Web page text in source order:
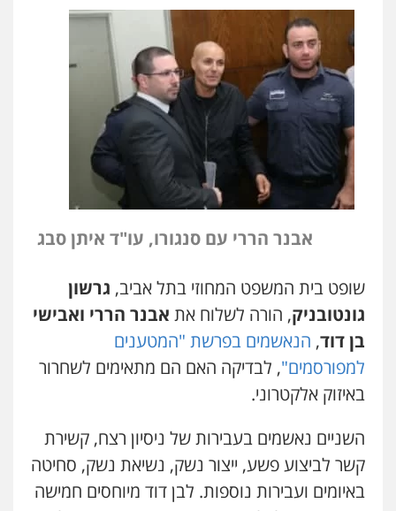
אבנר הררי עם סנגורו, עו"ד איתן סבג
שופט בית המשפט המחוזי בתל אביב, גרשון
גונטובניק, הורה לשלוח את אבנר הררי ואבישי
בן דוד, הנאשמים בפרשת "המטענים
למפורסמים", לבדיקה האם הם מתאימים לשחרור
באיזוק אלקטרוני.
השניים נאשמים בעבירות של ניסיון רצח, קשירת
קשר לביצוע פשע, ייצור נשק, נשיאת נשק, סחיטה
באיומים ועבירות נוספות. לבן דוד מיוחסים חמישה